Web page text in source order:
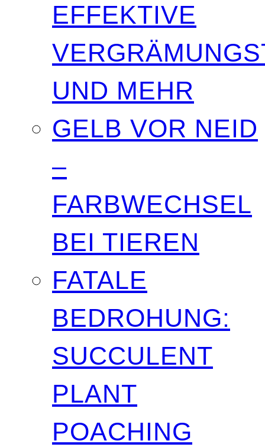
EFFEKTIVE
UND MEHR
GELB VOR NEID
–
FARBWECHSEL
BEI TIEREN
FATALE
BEDROHUNG:
SUCCULENT
PLANT
POACHING